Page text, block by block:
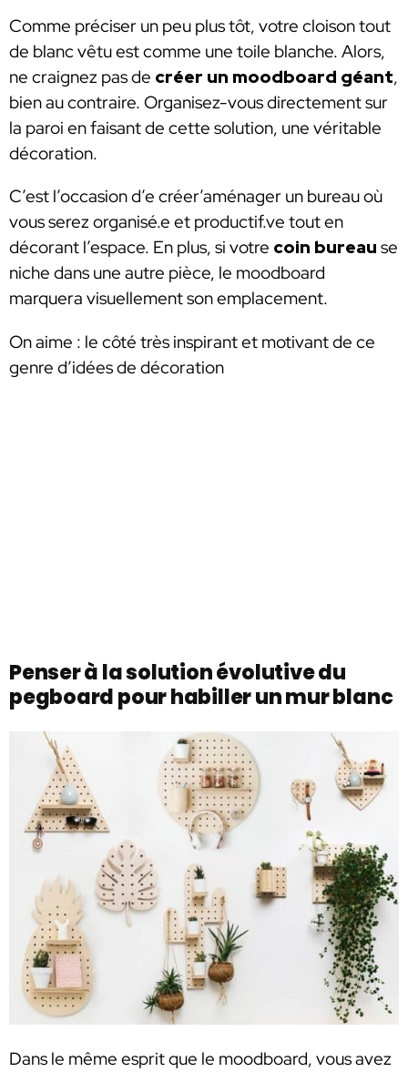
Comme préciser un peu plus tôt, votre cloison tout
de blanc vêtu est comme une toile blanche. Alors,
ne craignez pas de créer un moodboard géant,
bien au contraire. Organisez-vous directement sur
la paroi en faisant de cette solution, une véritable
décoration.
C’est l’occasion d’e créer’aménager un bureau où
vous serez organisé.e et productif.ve tout en
décorant l’espace. En plus, si votre coin bureau se
niche dans une autre pièce, le moodboard
marquera visuellement son emplacement.
On aime : le côté très inspirant et motivant de ce
genre d’idées de décoration
Penser à la solution évolutive du
pegboard pour habiller un mur blanc
Dans le même esprit que le moodboard, vous avez